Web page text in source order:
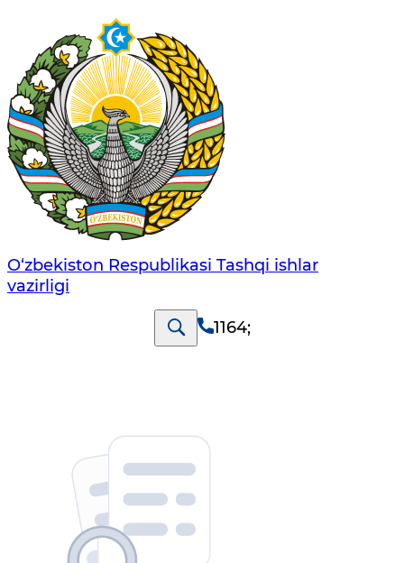
O‘zbеkistоn Rеspublikаsi Tashqi ishlаr
vаzirligi
1164;